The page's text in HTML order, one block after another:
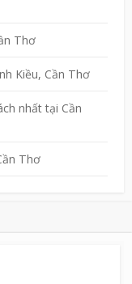
Thơ
Kiều, Cần Thơ
nhất tại Cần
Thơ